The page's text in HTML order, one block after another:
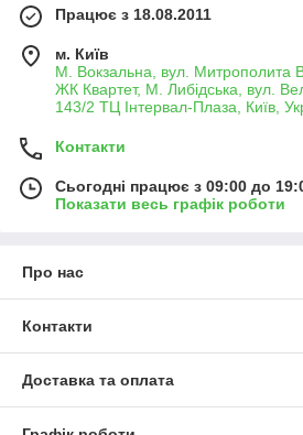
Працює з 18.08.2011
м. Київ
М. Вокзальна, вул. Митрополита
ЖК Квартет, М. Либідська, вул.
143/2 ТЦ Інтервал-Плаза, Київ,
Контакти
Сьогодні працює з 09:00 до
Показати весь графік роботи
Про нас
Контакти
Доставка та оплата